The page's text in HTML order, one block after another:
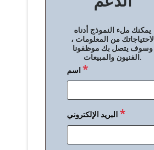
يمكنك ملء النموذج أدناه
لاحتياجاتك من المعلومات ،
وسوف يتصل بك موظفونا
الفنيون والمبيعات.
اسم*
البريد الإلكتروني*